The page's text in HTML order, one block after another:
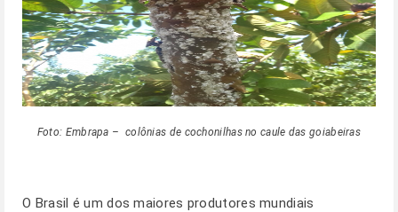
Foto: Embrapa – colônias de cochonilhas no caule das goiabeiras
O Brasil é um dos maiores produtores mundiais